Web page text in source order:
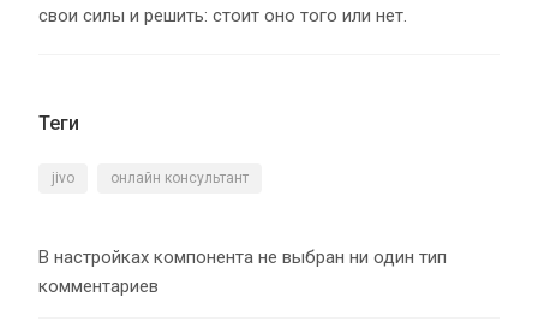
свои силы и решить: стоит оно того или нет.
Теги
jivo онлайн консультант
В настройках компонента не выбран ни один тип
комментариев